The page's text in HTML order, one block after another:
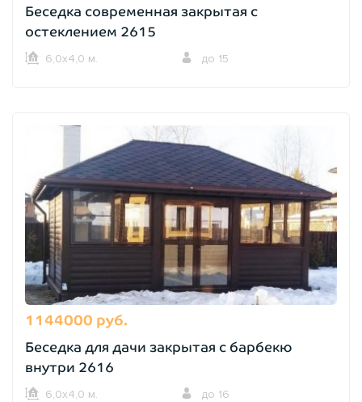
Беседка современная закрытая с
остеклением 2615
6,0х4,0 м. до 15
1144000 руб.
Беседка для дачи закрытая с барбекю
внутри 2616
6,0х4,0 м. до 16